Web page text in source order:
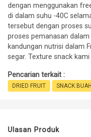
dengan menggunakan
di dalam suhu -40C
tersebut dengan proses
proses pemanasan
kandungan nutrisi dalam
segar. Texture snack
Pencarian terkait :
DRIED FRUIT SNACK BUAH
Ulasan Produk